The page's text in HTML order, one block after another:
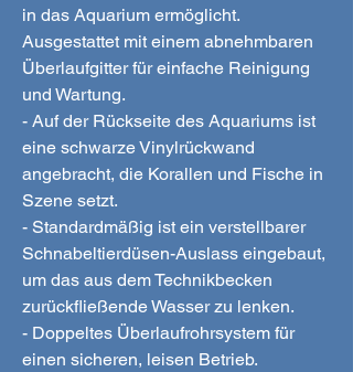
in das Aquarium ermöglicht.
Ausgestattet mit einem abnehmbaren
Überlaufgitter für einfache Reinigung
und Wartung.
- Auf der Rückseite des Aquariums ist
eine schwarze Vinylrückwand
angebracht, die Korallen und Fische in
Szene setzt.
- Standardmäßig ist ein verstellbarer
Schnabeltierdüsen-Auslass eingebaut,
um das aus dem Technikbecken
zurückfließende Wasser zu lenken.
- Doppeltes Überlaufrohrsystem für
einen sicheren, leisen Betrieb.